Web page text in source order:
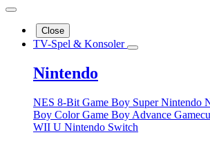
Close
TV-Spel & Konsoler
Nintendo
NES 8-Bit Game Boy Super Nintendo
Boy ColorGame Boy Advance
WII U Nintendo Switch